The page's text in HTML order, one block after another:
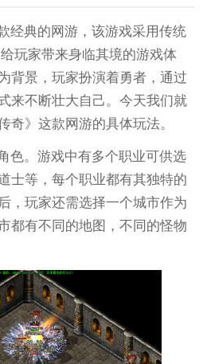
经典的网游，该游戏采用传统
玩家带来身临其境的游戏体
背景，玩家扮演着勇者，通过
来不断壮大自己。今天我们就
奇》这款网游的具体玩法。
色。游戏中有多个职业可供选
士等，每个职业都有其独特的
，玩家还需选择一个城市作为
都有不同的地图，不同的怪物